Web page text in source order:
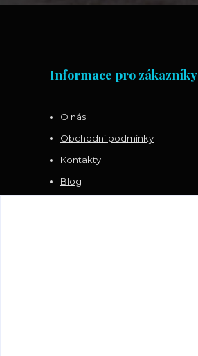
Informace pro zákazníky
O nás
Obchodní podmínky
Kontakty
Blog